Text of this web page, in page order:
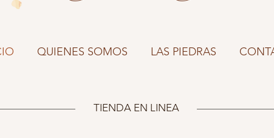
QUIENES SOMOS LAS PIEDRAS
TIENDA EN LINEA